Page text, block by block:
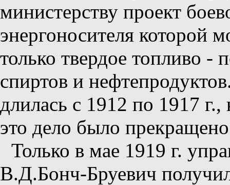
министерству проект
энергоносителя которой
только твердое топливо
спиртов и
длилась с 1912 по 1917
это дело было
Только в мае 1919 г.
В.Д.Бонч-Бруевич